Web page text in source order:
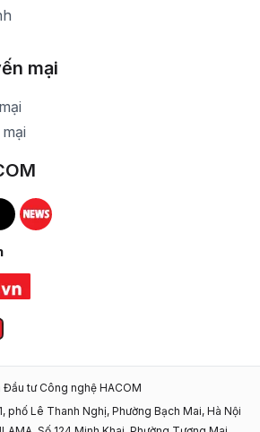
mại
Instagram
TikTok
tư Công nghệ HACOM
phố Lê Thanh Nghị, Phường Bạch Mai, Hà Nội